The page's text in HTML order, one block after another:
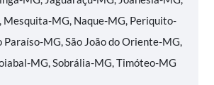
MG, Naque-MG, Periquito-
Paraíso-MG, São João do Oriente-MG,
MG, Sobrália-MG, Timóteo-MG